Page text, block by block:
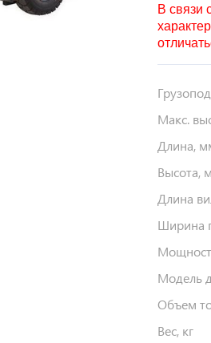
В связи
Макс.
Длина,
Высота,
Длина
Ширина
Модель
Объем
Вес, кг